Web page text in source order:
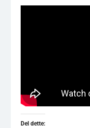
Del dette: